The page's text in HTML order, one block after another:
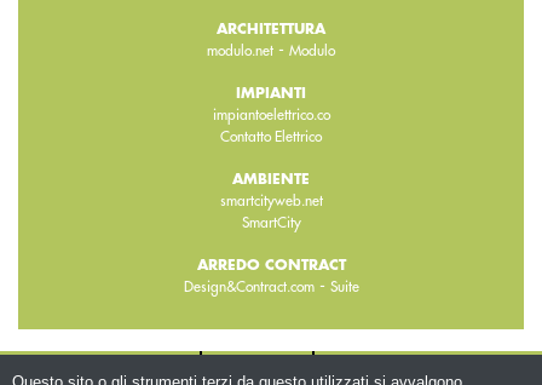
ARCHITETTURA
modulo.net - Modulo
IMPIANTI
impiantoelettrico.co
Contatto Elettrico
AMBIENTE
smartcityweb.net
SmartCity
ARREDO CONTRACT
Design&Contract.com- Suite